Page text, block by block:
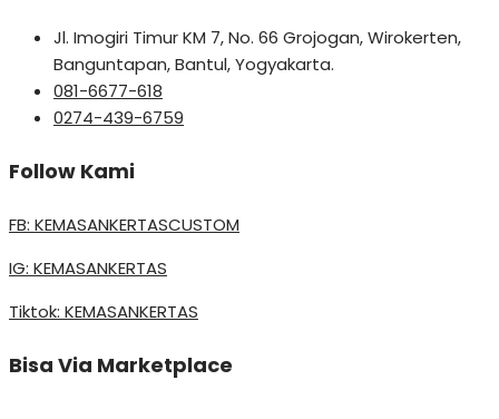
Jl. Imogiri Timur KM 7, No. 66 Grojogan, Wirokerten,
Banguntapan, Bantul, Yogyakarta.
081-6677-618
0274-439-6759
Follow Kami
FB: KEMASANKERTASCUSTOM
IG: KEMASANKERTAS
Tiktok: KEMASANKERTAS
Bisa Via Marketplace